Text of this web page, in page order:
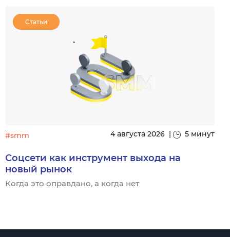
Статьи
#smm 4 августа 2026 | 5 минут
Соцсети как инструмент выхода на
новый рынок
Когда это оправдано, а когда нет